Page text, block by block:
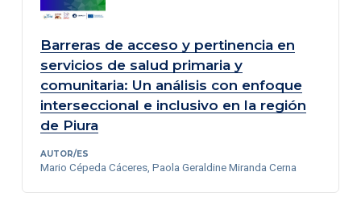
Barreras de acceso y pertinencia en
servicios de salud primaria y
comunitaria: Un análisis con enfoque
interseccional e inclusivo en la región
de Piura
AUTOR/ES
Mario Cépeda Cáceres, Paola Geraldine Miranda Cerna